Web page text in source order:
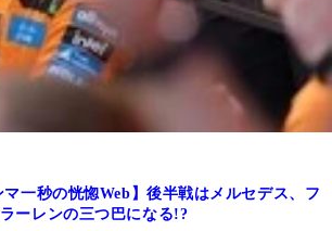
マ一秒の恍惚Web】後半戦はメルセデス、フ
ーレンの三つ巴になる!?